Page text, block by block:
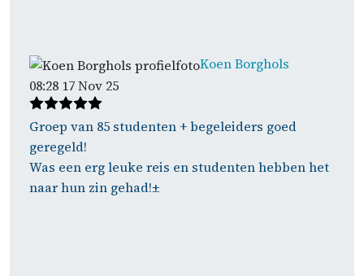
Koen Borghols
08:28 17 Nov 25
Groep van 85 studenten + begeleiders goed
geregeld!
Was een erg leuke reis en studenten hebben het
naar hun zin gehad!±